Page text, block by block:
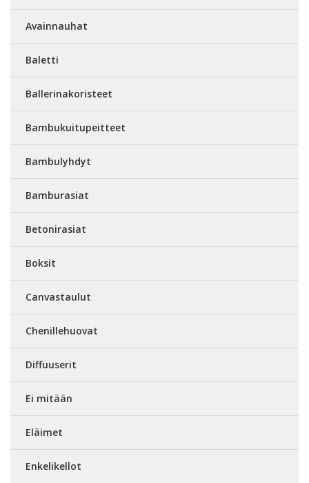
Avainnauhat
Baletti
Ballerinakoristeet
Bambukuitupeitteet
Bambulyhdyt
Bamburasiat
Betonirasiat
Boksit
Canvastaulut
Chenillehuovat
Diffuuserit
Ei mitään
Eläimet
Enkelikellot